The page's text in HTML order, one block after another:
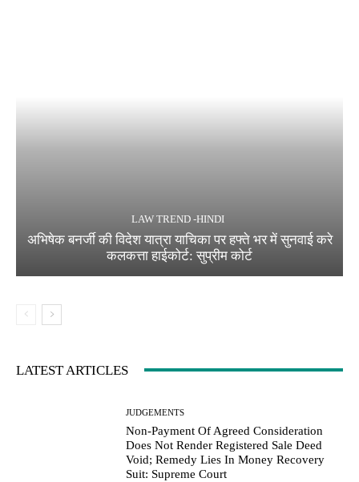
LAW TREND -HINDI
अभिषेक बनर्जी की विदेश यात्रा याचिका पर हफ्ते भर में सुनवाई करे
कलकत्ता हाईकोर्ट: सुप्रीम कोर्ट
LATEST ARTICLES
JUDGEMENTS
Non-Payment Of Agreed Consideration
Does Not Render Registered Sale Deed
Void; Remedy Lies In Money Recovery
Suit: Supreme Court